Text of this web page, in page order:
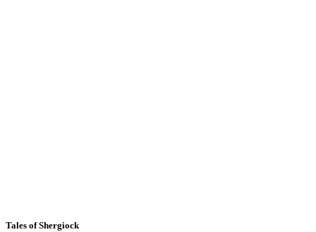
Tales of Shergiock